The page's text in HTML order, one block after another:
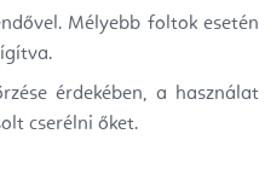
Mélyebb foltok esetén
érdekében, a használat
cserélni őket.